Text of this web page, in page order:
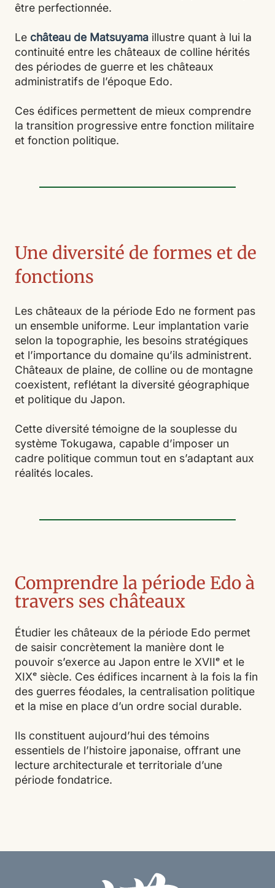
être perfectionnée.
Le château de Matsuyama illustre quant à lui la
continuité entre les châteaux de colline hérités
des périodes de guerre et les châteaux
administratifs de l’époque Edo.
Ces édifices permettent de mieux comprendre
la transition progressive entre fonction militaire
et fonction politique.
Une diversité de formes et de
fonctions
Les châteaux de la période Edo ne forment pas
un ensemble uniforme. Leur implantation varie
selon la topographie, les besoins stratégiques
et l’importance du domaine qu’ils administrent.
Châteaux de plaine, de colline ou de montagne
coexistent, reflétant la diversité géographique
et politique du Japon.
Cette diversité témoigne de la souplesse du
système Tokugawa, capable d’imposer un
cadre politique commun tout en s’adaptant aux
réalités locales.
Comprendre la période Edo à
travers ses châteaux
Étudier les châteaux de la période Edo permet
de saisir concrètement la manière dont le
pouvoir s’exerce au Japon entre le XVIIᵉ et le
XIXᵉ siècle. Ces édifices incarnent à la fois la fin
des guerres féodales, la centralisation politique
et la mise en place d’un ordre social durable.
Ils constituent aujourd’hui des témoins
essentiels de l’histoire japonaise, offrant une
lecture architecturale et territoriale d’une
période fondatrice.